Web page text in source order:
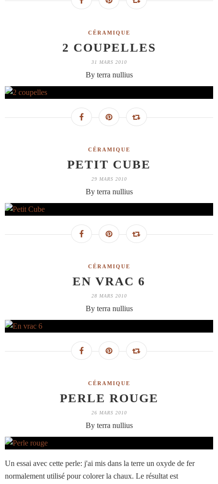
CÉRAMIQUE
2 COUPELLES
31 MARS 2010
By terra nullius
CÉRAMIQUE
PETIT CUBE
29 MARS 2010
By terra nullius
CÉRAMIQUE
EN VRAC 6
28 MARS 2010
By terra nullius
CÉRAMIQUE
PERLE ROUGE
26 MARS 2010
By terra nullius
Un essai avec cette perle: j'ai mis dans la terre un oxyde de fer
normalement utilisé pour colorer la chaux. Le résultat est